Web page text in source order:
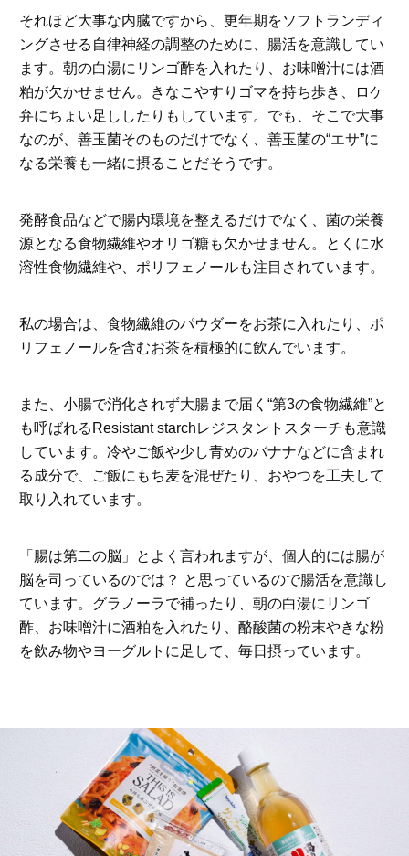
それほど大事な内臓ですから、更年期をソフトランディ
ングさせる自律神経の調整のために、腸活を意識してい
ます。朝の白湯にリンゴ酢を入れたり、お味噌汁には酒
粕が欠かせません。きなこやすりゴマを持ち歩き、ロケ
弁にちょい足ししたりもしています。でも、そこで大事
なのが、善玉菌そのものだけでなく、善玉菌の“エサ”に
なる栄養も一緒に摂ることだそうです。
発酵食品などで腸内環境を整えるだけでなく、菌の栄養
源となる食物繊維やオリゴ糖も欠かせません。とくに水
溶性食物繊維や、ポリフェノールも注目されています。
私の場合は、食物繊維のパウダーをお茶に入れたり、ポ
リフェノールを含むお茶を積極的に飲んでいます。
また、小腸で消化されず大腸まで届く“第3の食物繊維”と
も呼ばれるResistant starchレジスタントスターチも意識
しています。冷やご飯や少し青めのバナナなどに含まれ
る成分で、ご飯にもち麦を混ぜたり、おやつを工夫して
取り入れています。
「腸は第二の脳」とよく言われますが、個人的には腸が
脳を司っているのでは？ と思っているので腸活を意識し
ています。グラノーラで補ったり、朝の白湯にリンゴ
酢、お味噌汁に酒粕を入れたり、酪酸菌の粉末やきな粉
を飲み物やヨーグルトに足して、毎日摂っています。